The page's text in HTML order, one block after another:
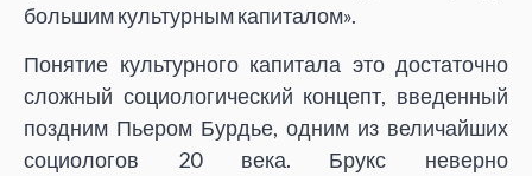
большим культурным капиталом».
Понятие культурного капитала это достаточно
сложный социологический концепт, введенный
поздним Пьером Бурдье, одним из величайших
социологов 20 века. Брукс неверно